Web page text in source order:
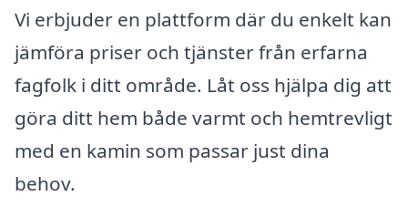
Vi erbjuder en plattform där du enkelt kan
jämföra priser och tjänster från erfarna
fagfolk i ditt område. Låt oss hjälpa dig att
göra ditt hem både varmt och hemtrevligt
med en kamin som passar just dina
behov.